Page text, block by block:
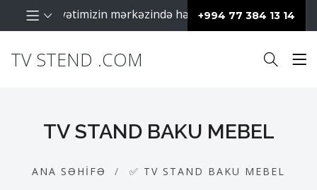
fəaliyyətimizin mərkəzində hər zaman müştərilərimiz
+994 77 384 13 14
TV STEND .COM
TV STAND BAKU MEBEL
ANA SƏHIFƏ ✅ TV STAND BAKU MEBEL